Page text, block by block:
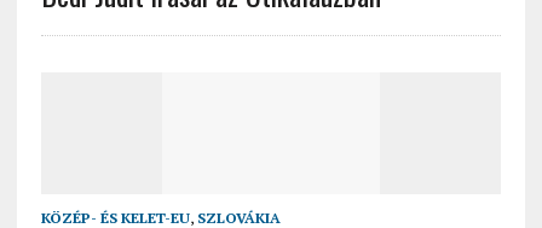
KÖZÉP- ÉS KELET-EU, SZLOVÁKIA